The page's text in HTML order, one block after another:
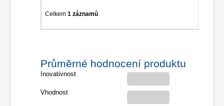
Celkem1 záznamů
Průměrné hodnocení produktu
Inovativnost
Vhodnost